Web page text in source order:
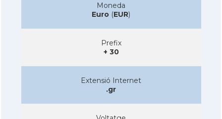
Moneda
Euro (EUR)
Prefix
+ 30
Extensió Internet
.gr